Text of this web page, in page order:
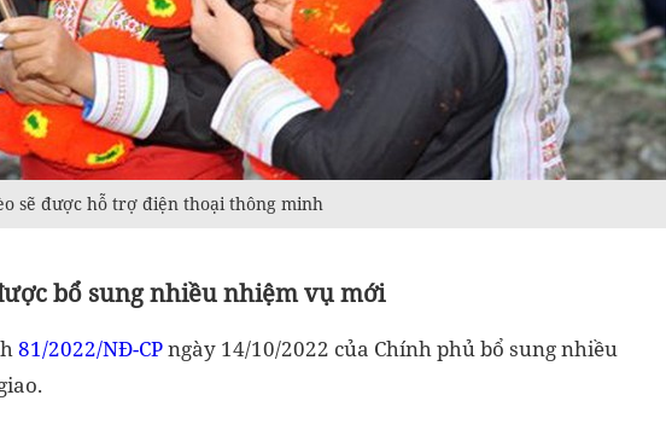
sẽ được hỗ trợ điện thoại thông minh
bổ sung nhiều nhiệm vụ mới
81/2022/NĐ-CPngày 14/10/2022 của Chính phủ bổ sung nhiều